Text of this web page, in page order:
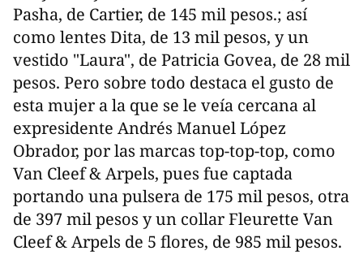
Pasha, de Cartier, de 145 mil pesos.; así
como lentes Dita, de 13 mil pesos, y un
vestido "Laura", de Patricia Govea, de 28 mil
pesos. Pero sobre todo destaca el gusto de
esta mujer a la que se le veía cercana al
expresidente Andrés Manuel López
Obrador, por las marcas top-top-top, como
Van Cleef & Arpels, pues fue captada
portando una pulsera de 175 mil pesos, otra
de 397 mil pesos y un collar Fleurette Van
Cleef & Arpels de 5 flores, de 985 mil pesos.